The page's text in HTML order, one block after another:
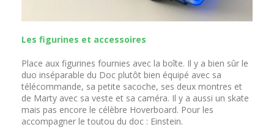
Les figurines et accessoires
Place aux figurines fournies avec la boîte. Il y a bien sûr le
duo inséparable du Doc plutôt bien équipé avec sa
télécommande, sa petite sacoche, ses deux montres et
de Marty avec sa veste et sa caméra. Il y a aussi un skate
mais pas encore le célèbre Hoverboard. Pour les
accompagner le toutou du doc : Einstein.